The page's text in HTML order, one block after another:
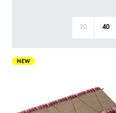
20 40
NEW